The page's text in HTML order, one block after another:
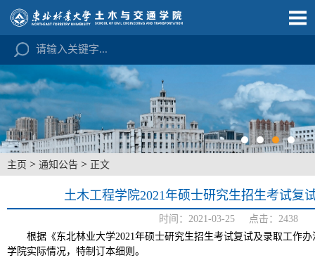
主页 > 通知公告 > 正文
土木工程学院2021年硕士研究生招生考试复
时间：2021-03-25 点击： 2438
根据《东北林业大学2021年硕士研究生招生考试复试及录取工作
学院实际情况，特制订本细则。